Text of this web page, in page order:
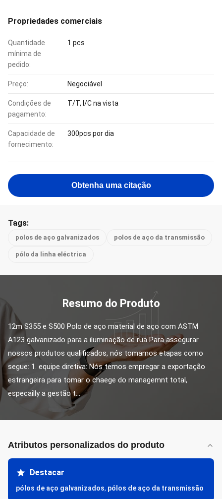
Propriedades comerciais
Quantidade
mínima de
pedido:
1 pcs
Preço: Negociável
Condições de
pagamento:
T/T, l/C na vista
Capacidade de
fornecimento:
300pcs por dia
Obtenha uma citação
Tags:
polos de aço galvanizados polos de aço da transmissão
pólo da linha eléctrica
Resumo do Produto
12m S355 e S500 Polo de aço material de aço com ASTM
A123 galvanizado para a iluminação de rua Para assegurar
nossos produtos qualificados, nós tomamos etapas como
segue: 1. equipe diretiva: Nós temos empregar a exportação
estrangeira para tomar o chaege do managemnt total,
especailly a gestão t...
Atributos personalizados do produto
Destacar
pólos de aço galvanizados, pólos de aço da transmissão